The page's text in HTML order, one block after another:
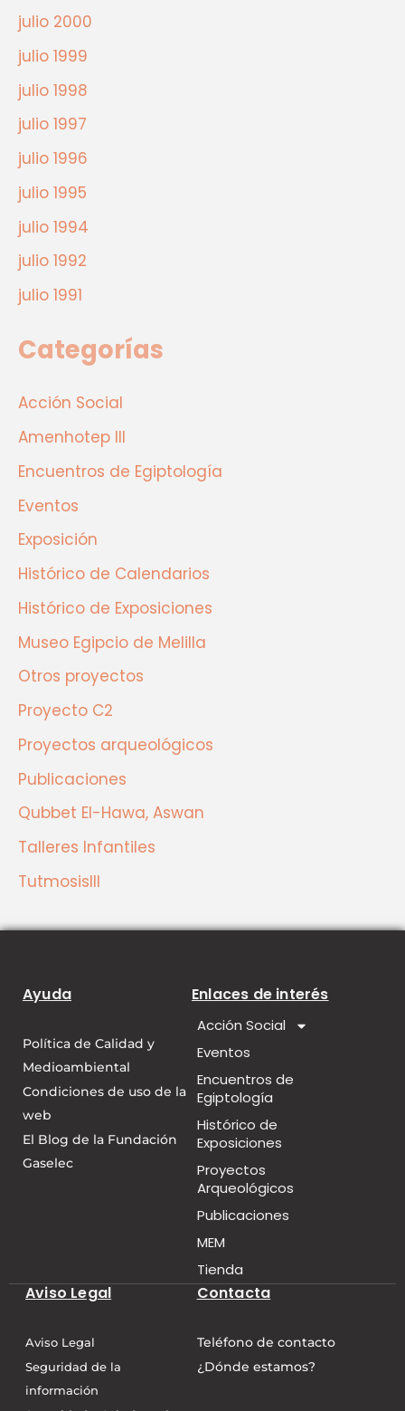
julio 2000
julio 1999
julio 1998
julio 1997
julio 1996
julio 1995
julio 1994
julio 1992
julio 1991
Categorías
Acción Social
Amenhotep III
Encuentros de Egiptología
Eventos
Exposición
Histórico de Calendarios
Histórico de Exposiciones
Museo Egipcio de Melilla
Otros proyectos
Proyecto C2
Proyectos arqueológicos
Publicaciones
Qubbet El-Hawa, Aswan
Talleres Infantiles
TutmosisIII
Ayuda
Política de Calidad y
Medioambiental
Condiciones de uso de la
web
El Blog de la Fundación
Gaselec
Enlaces de interés
Acción Social
Eventos
Encuentros de
Egiptología
Histórico de
Exposiciones
Proyectos
Arqueológicos
Publicaciones
MEM
Tienda
Aviso Legal
Aviso Legal
Seguridad de la
información
Contacta
Teléfono de contacto
¿Dónde estamos?